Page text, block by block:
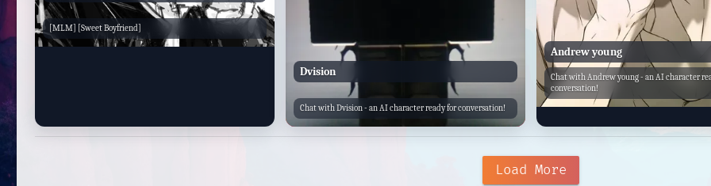
[MLM] [Sweet Boyfriend]
Dvision
Chat with Dvision - an AI character ready for conversation!
Andrew young
Chat with Andrew young - an AI character
conversation!
Load More